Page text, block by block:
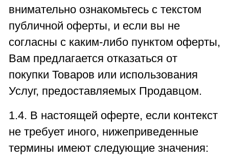
внимательно ознакомьтесь с текстом
публичной оферты, и если вы не
согласны с каким-либо пунктом оферты,
Вам предлагается отказаться от
покупки Товаров или использования
Услуг, предоставляемых Продавцом.
1.4. В настоящей оферте, если контекст
не требует иного, нижеприведенные
термины имеют следующие значения: